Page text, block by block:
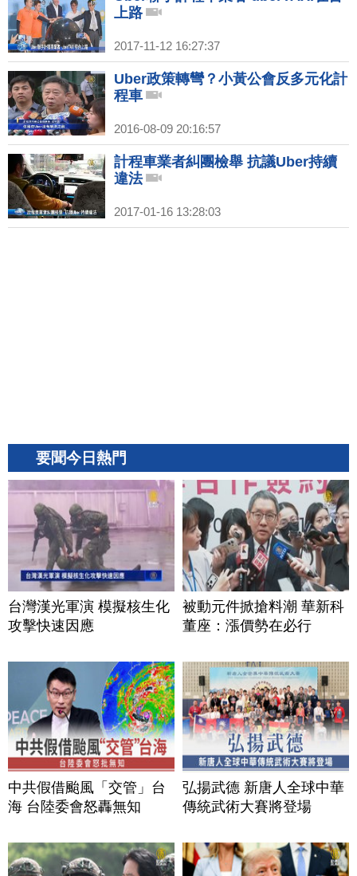
上路
2017-11-12 16:27:37
Uber政策轉彎？小黃公會反多元化計
程車
2016-08-09 20:16:57
計程車業者糾團檢舉 抗議Uber持續
違法
2017-01-16 13:28:03
要聞今日熱門
台灣漢光軍演 模擬核生化
攻擊快速因應
被動元件掀搶料潮 華新科
董座：漲價勢在必行
中共假借颱風「交管」台
海 台陸委會怒轟無知
弘揚武德 新唐人全球中華
傳統武術大賽將登場